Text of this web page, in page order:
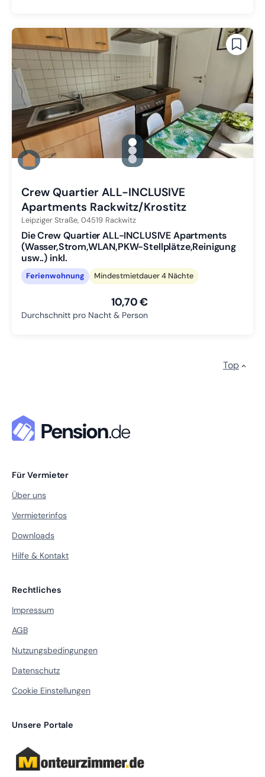
gallery.slide_selector
Zu Slide 1 wechseln
Zu Slide 2 wechseln
Zu Slide 3 wechseln
Crew Quartier ALL-INCLUSIVE
Apartments Rackwitz/Krostitz
Leipziger Straße, 04519 Rackwitz
Die Crew Quartier ALL-INCLUSIVE Apartments
(Wasser,Strom,WLAN,PKW-Stellplätze,Reinigung
usw..) inkl.
Ferienwohnung Mindestmietdauer 4 Nächte
10,70 €
Durchschnitt pro Nacht & Person
Top
Für Vermieter
Über uns
Vermieterinfos
Downloads
Hilfe & Kontakt
Rechtliches
Impressum
AGB
Nutzungsbedingungen
Datenschutz
Cookie Einstellungen
Unsere Portale